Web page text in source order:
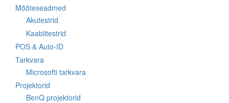
Mõõteseadmed
Akutestrid
Kaablitestrid
POS & Auto-ID
Tarkvara
Microsofti tarkvara
Projektorid
BenQ projektorid